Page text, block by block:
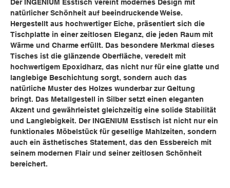
Der INGENIUM Esstisch vereint modernes Design mit
natürlicher Schönheit auf beeindruckende Weise.
Hergestellt aus hochwertiger Eiche, präsentiert sich die
Tischplatte in einer zeitlosen Eleganz, die jeden Raum mit
Wärme und Charme erfüllt. Das besondere Merkmal dieses
Tisches ist die glänzende Oberfläche, veredelt mit
hochwertigem Epoxidharz, das nicht nur für eine glatte und
langlebige Beschichtung sorgt, sondern auch das
natürliche Muster des Holzes wunderbar zur Geltung
bringt. Das Metallgestell in Silber setzt einen eleganten
Akzent und gewährleistet gleichzeitig eine solide Stabilität
und Langlebigkeit. Der INGENIUM Esstisch ist nicht nur ein
funktionales Möbelstück für gesellige Mahlzeiten, sondern
auch ein ästhetisches Statement, das den Essbereich mit
seinem modernen Flair und seiner zeitlosen Schönheit
bereichert.